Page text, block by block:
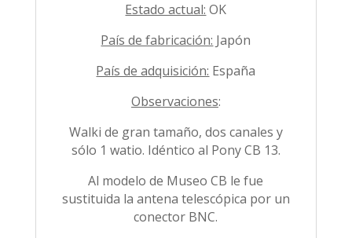
Estado actual: OK
País de fabricación: Japón
País de adquisición: España
Observaciones:
Walki de gran tamaño, dos canales y
sólo 1 watio. Idéntico al Pony CB 13.
Al modelo de Museo CB le fue
sustituida la antena telescópica por un
conector BNC.